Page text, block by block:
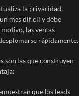
la privacidad,
mes difícil y debe
las ventas
rápidamente.
son las que construyen
que los leads